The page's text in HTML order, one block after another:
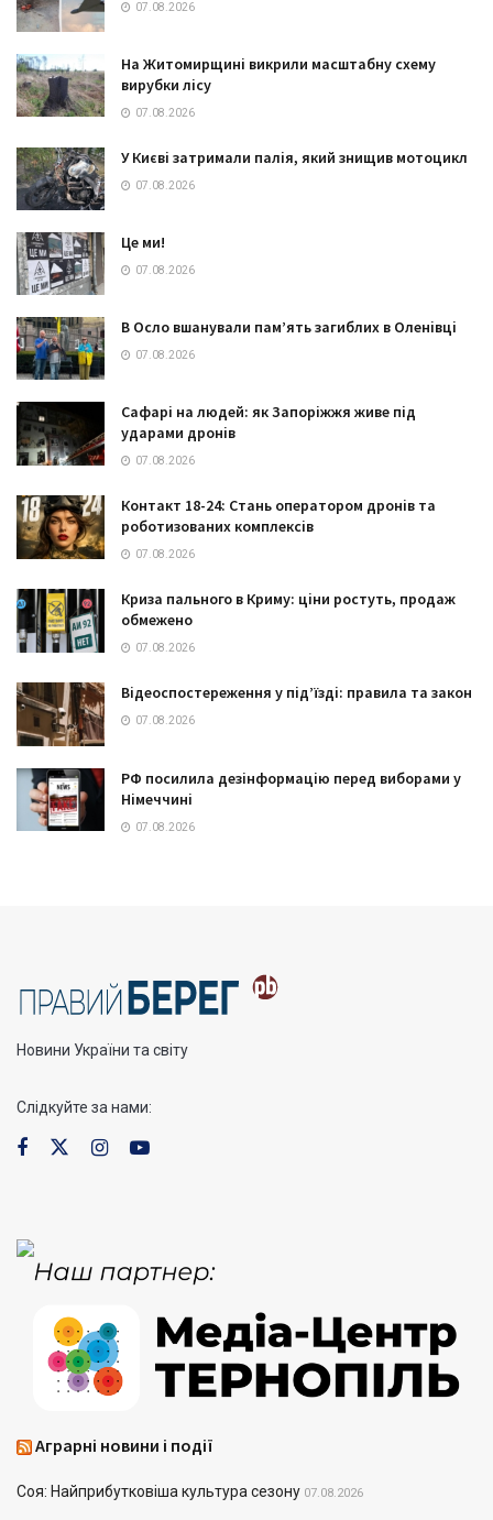
07.08.2026
На Житомирщині викрили масштабну схему
вирубки лісу
07.08.2026
У Києві затримали палія, який знищив мотоцикл
07.08.2026
Це ми!
07.08.2026
В Осло вшанували пам’ять загиблих в Оленівці
07.08.2026
Сафарі на людей: як Запоріжжя живе під
ударами дронів
07.08.2026
Контакт 18-24: Стань оператором дронів та
роботизованих комплексів
07.08.2026
Криза пального в Криму: ціни ростуть, продаж
обмежено
07.08.2026
Відеоспостереження у під’їзді: правила та закон
07.08.2026
РФ посилила дезінформацію перед виборами у
Німеччині
07.08.2026
Новини України та світу
Слідкуйте за нами:
Аграрні новини і події
Соя: Найприбутковіша культура сезону 07.08.2026